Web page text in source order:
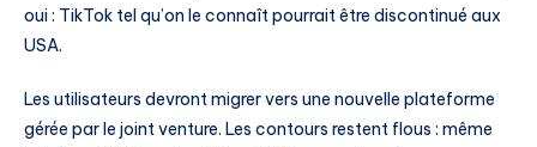
oui : TikTok tel qu’on le connaît pourrait être discontinué aux
USA.
Les utilisateurs devront migrer vers une nouvelle plateforme
gérée par le joint venture. Les contours restent flous : même